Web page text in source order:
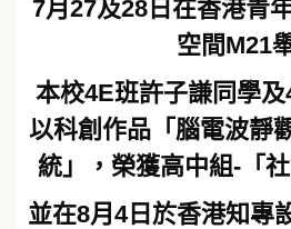
7月27及28日在香港青
空間M21
本校4E班許子謙同學
以科創作品「腦電波靜
統」，榮獲高中組-「
並在8月4日於香港知專